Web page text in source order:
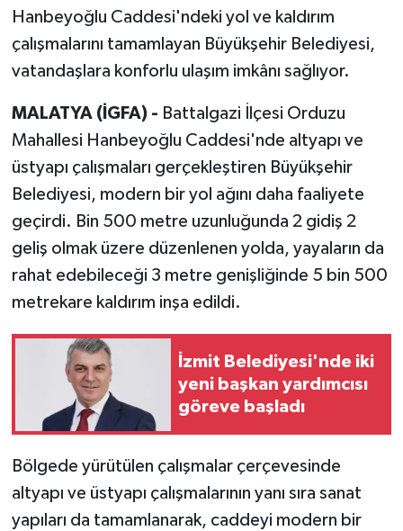
Hanbeyoğlu Caddesi'ndeki yol ve kaldırım
çalışmalarını tamamlayan Büyükşehir Belediyesi,
vatandaşlara konforlu ulaşım imkânı sağlıyor.
MALATYA (İGFA) - Battalgazi İlçesi Orduzu
Mahallesi Hanbeyoğlu Caddesi'nde altyapı ve
üstyapı çalışmaları gerçekleştiren Büyükşehir
Belediyesi, modern bir yol ağını daha faaliyete
geçirdi. Bin 500 metre uzunluğunda 2 gidiş 2
geliş olmak üzere düzenlenen yolda, yayaların da
rahat edebileceği 3 metre genişliğinde 5 bin 500
metrekare kaldırım inşa edildi.
İzmit Belediyesi'nde iki
yeni başkan yardımcısı
göreve başladı
Bölgede yürütülen çalışmalar çerçevesinde
altyapı ve üstyapı çalışmalarının yanı sıra sanat
yapıları da tamamlanarak, caddeyi modern bir